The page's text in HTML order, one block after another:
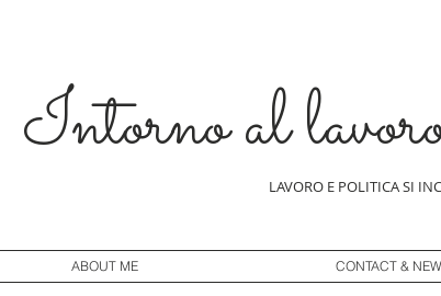
Intorno al
LAVORO E POLITICA SI
ABOUT ME CONTACT &